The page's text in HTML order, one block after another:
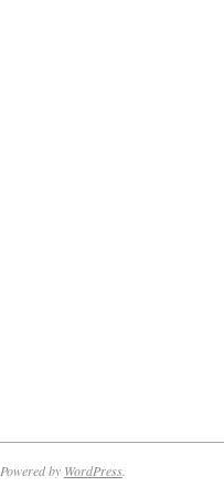
. Powered by WordPress